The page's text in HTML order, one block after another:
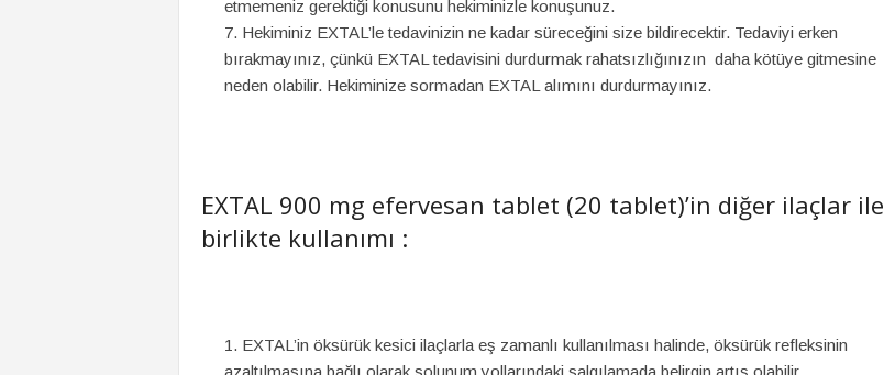
etmemeniz gerektiği konusunu hekiminizle konuşunuz.
Hekiminiz EXTAL’le tedavinizin ne kadar süreceğini size bildirecektir. Tedaviyi erken
bırakmayınız, çünkü EXTAL tedavisini durdurmak rahatsızlığınızın daha kötüye gitmesine
neden olabilir. Hekiminize sormadan EXTAL alımını durdurmayınız.
EXTAL 900 mg efervesan tablet (20 tablet)’in diğer ilaçlar ile
birlikte kullanımı :
EXTAL’in öksürük kesici ilaçlarla eş zamanlı kullanılması halinde, öksürük refleksinin
azaltılmasına bağlı olarak solunum yollarındaki salgılamada belirgin artış olabilir.